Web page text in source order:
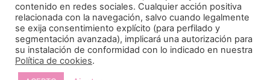
Toreteate Ⓒ 2023. Todos los derechos reservados
Diseñado porWelow Marketing
Prohibida la reproducción y utilización total o parcial, por cualquier medio, sin autorización
expresa por escrito.
contenido en redes sociales. Cualquier acción positiva
relacionada con la navegación, salvo cuando legalmente
se exija consentimiento explícito (para perfilado y
segmentación avanzada), implicará una autorización para
su instalación de conformidad con lo indicado en nuestra
Política de cookies.